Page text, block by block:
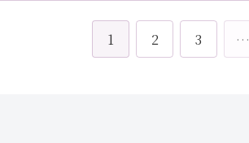
1 2 3 …